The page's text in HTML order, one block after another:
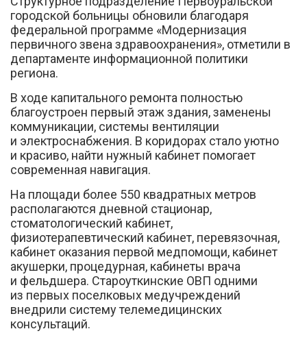
Вконтакте
городской больницы обновили благодаря
федеральной программе «Модернизация
первичного звена здравоохранения», отметили в
департаменте информационной политики
региона.
В ходе капитального ремонта полностью
благоустроен первый этаж здания, заменены
коммуникации, системы вентиляции
и электроснабжения. В коридорах стало уютно
и красиво, найти нужный кабинет помогает
современная навигация.
На площади более 550 квадратных метров
располагаются дневной стационар,
стоматологический кабинет,
физиотерапевтический кабинет, перевязочная,
кабинет оказания первой медпомощи, кабинет
акушерки, процедурная, кабинеты врача
и фельдшера. Староуткинские ОВП одними
из первых поселковых медучреждений
внедрили систему телемедицинских
консультаций.